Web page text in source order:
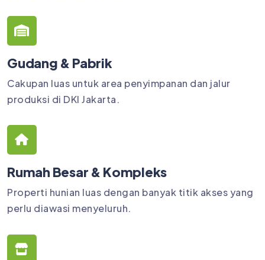
Gudang & Pabrik
Cakupan luas untuk area penyimpanan dan jalur
produksi di DKI Jakarta.
Rumah Besar & Kompleks
Properti hunian luas dengan banyak titik akses yang
perlu diawasi menyeluruh.